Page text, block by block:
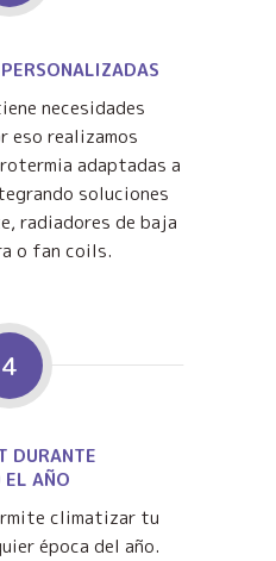
necesidades
eso realizamos
adaptadas a
soluciones
radiadores de baja
o fan coils.
4
DURANTE
AÑO
climatizar tu
época del año.